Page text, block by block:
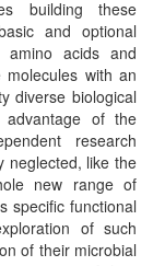
building these
and optional
amino acids and
with an
diverse biological
advantage of the
research
neglected, like the
new range of
specific functional
of such
of their microbial